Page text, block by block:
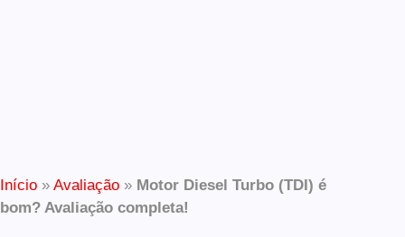
Início » Avaliação » Motor Diesel Turbo (TDI) é
bom? Avaliação completa!